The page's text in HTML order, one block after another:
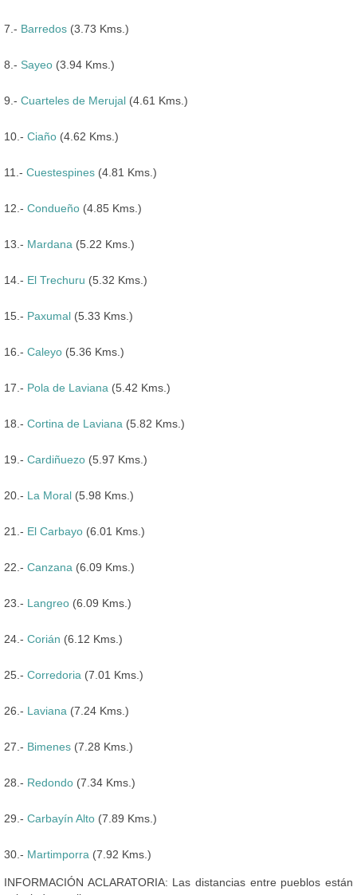
7.- Barredos (3.73 Kms.)
8.- Sayeo (3.94 Kms.)
9.- Cuarteles de Merujal (4.61 Kms.)
10.- Ciaño (4.62 Kms.)
11.- Cuestespines (4.81 Kms.)
12.- Condueño (4.85 Kms.)
13.- Mardana (5.22 Kms.)
14.- El Trechuru (5.32 Kms.)
15.- Paxumal (5.33 Kms.)
16.- Caleyo (5.36 Kms.)
17.- Pola de Laviana (5.42 Kms.)
18.- Cortina de Laviana (5.82 Kms.)
19.- Cardiñuezo (5.97 Kms.)
20.- La Moral (5.98 Kms.)
21.- El Carbayo (6.01 Kms.)
22.- Canzana (6.09 Kms.)
23.- Langreo (6.09 Kms.)
24.- Corián (6.12 Kms.)
25.- Corredoria (7.01 Kms.)
26.- Laviana (7.24 Kms.)
27.- Bimenes (7.28 Kms.)
28.- Redondo (7.34 Kms.)
29.- Carbayín Alto (7.89 Kms.)
30.- Martimporra (7.92 Kms.)
INFORMACIÓN ACLARATORIA: Las distancias entre pueblos están